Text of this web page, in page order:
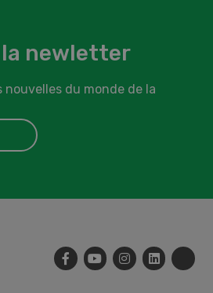
la newletter
nouvelles du monde de la